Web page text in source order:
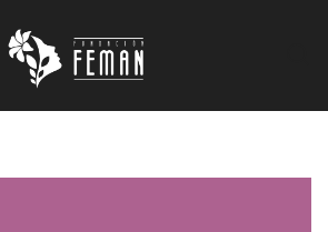
Fundación Feman
LA LUCHA OCULTA DE LA MUJER